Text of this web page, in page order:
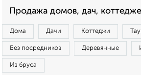
Продажа домов, дач,
Дома Дачи Коттеджи
Без посредников Деревянные
Из бруса